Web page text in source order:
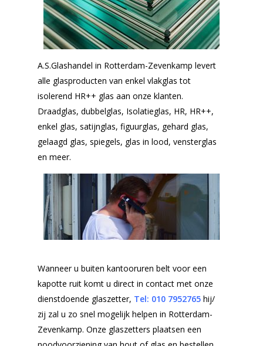
A.S.Glashandel in Rotterdam-Zevenkamp levert
alle glasproducten van enkel vlakglas tot
isolerend HR++ glas aan onze klanten.
Draadglas, dubbelglas, Isolatieglas, HR, HR++,
enkel glas, satijnglas, figuurglas, gehard glas,
gelaagd glas, spiegels, glas in lood, vensterglas
en meer.
Wanneer u buiten kantooruren belt voor een
kapotte ruit komt u direct in contact met onze
dienstdoende glaszetter, Tel: 010 7952765 hij/
zij zal u zo snel mogelijk helpen in Rotterdam-
Zevenkamp. Onze glaszetters plaatsen een